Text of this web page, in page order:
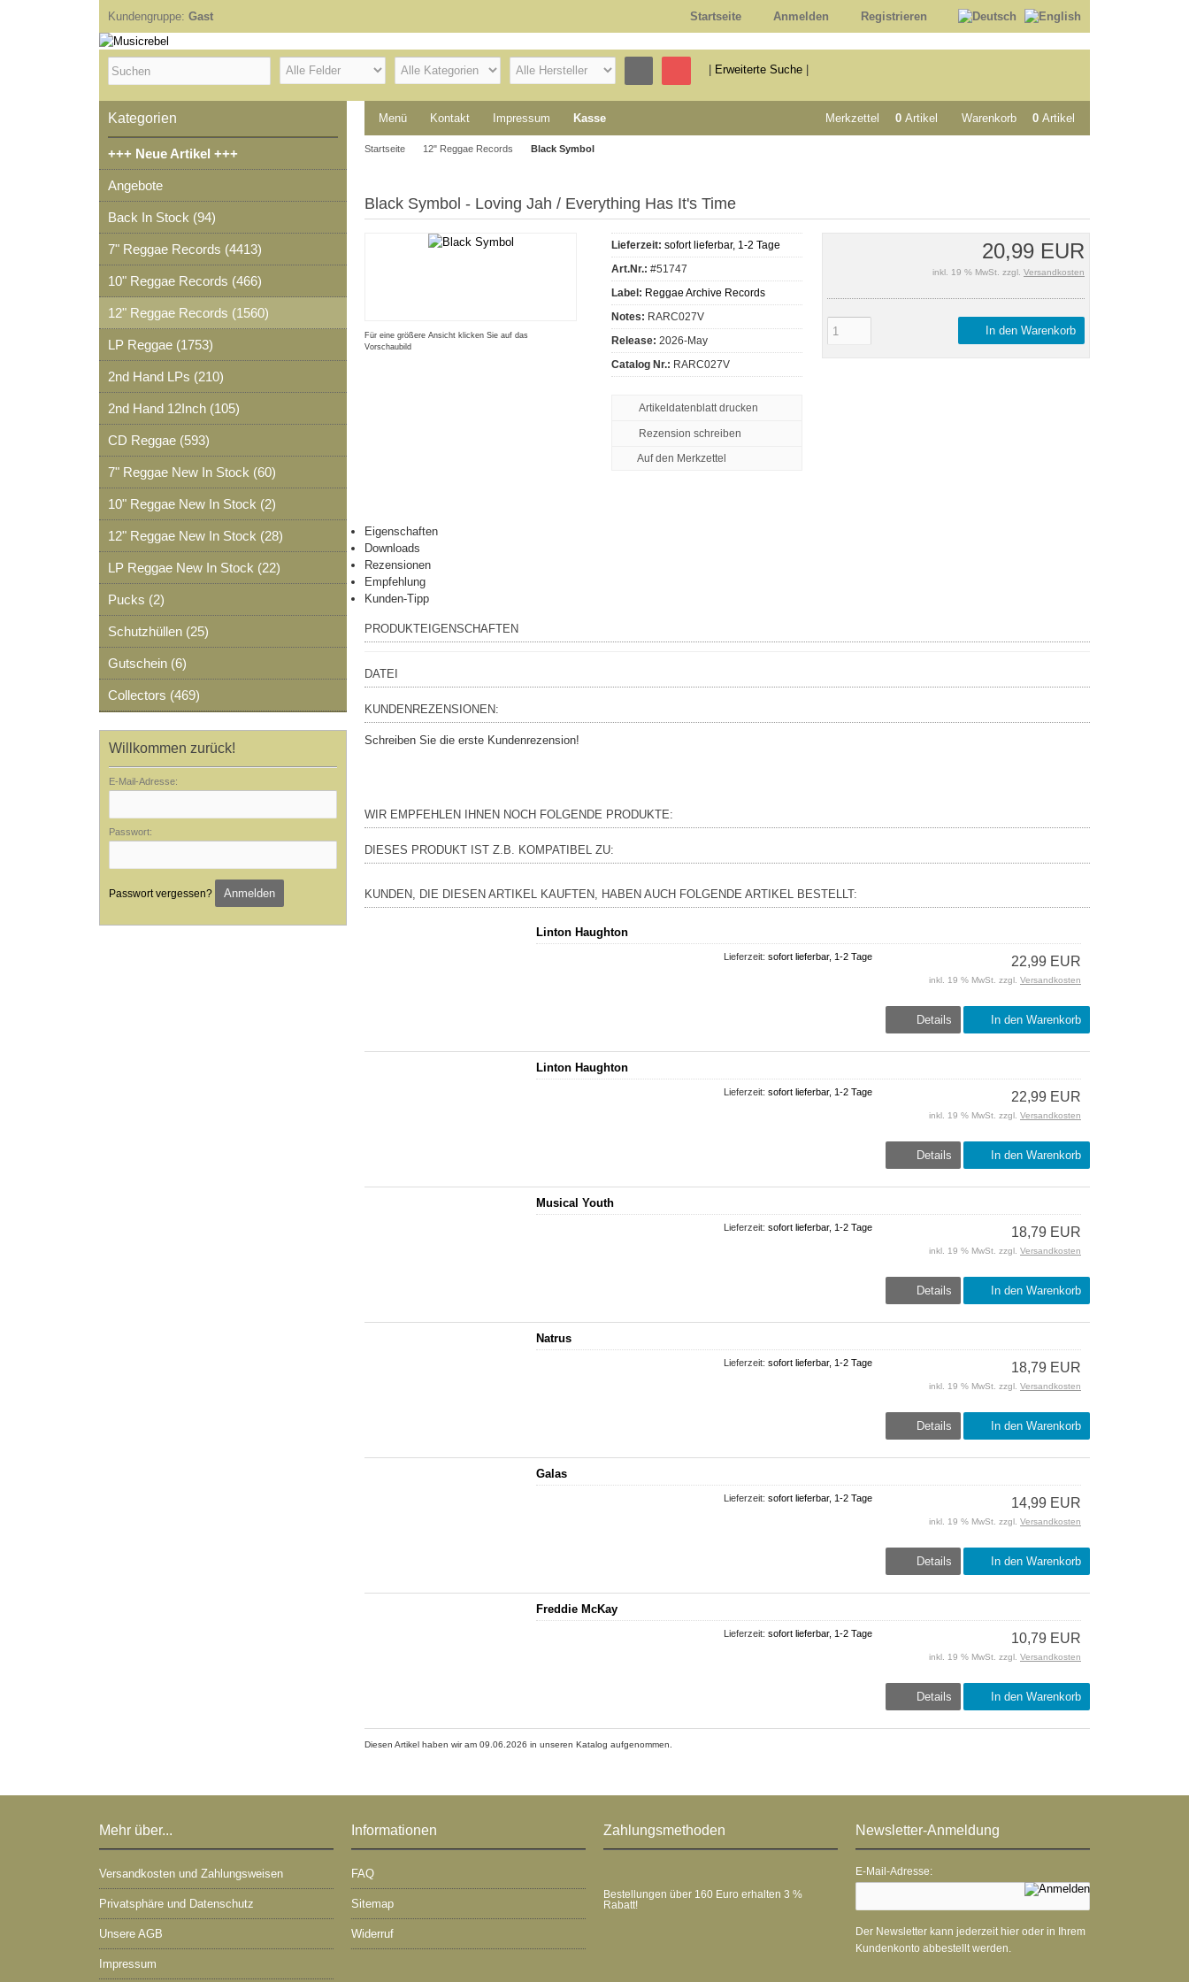
Kundengruppe: Gast Registrieren
Anmelden
Startseite
Erweiterte Suche
Menü Kontakt Impressum Kasse Warenkorb 0 Artikel
Merkzettel 0 Artikel
Startseite 12" Reggae Records Black Symbol
Black Symbol - Loving Jah / Everything Has It's Time
Für eine größere Ansicht klicken Sie auf das
Vorschaubild
Lieferzeit: sofort lieferbar, 1-2 Tage
Art.Nr.: #51747
Label: Reggae Archive Records
Notes: RARC027V
Release: 2026-May
Catalog Nr.: RARC027V
Artikeldatenblatt drucken
Rezension schreiben
20,99 EUR
inkl. 19 % MwSt. zzgl. Versandkosten
In den Warenkorb
Eigenschaften
Downloads
Rezensionen
Empfehlung
Kunden-Tipp
PRODUKTEIGENSCHAFTEN
DATEI
KUNDENREZENSIONEN:
Schreiben Sie die erste Kundenrezension!
WIR EMPFEHLEN IHNEN NOCH FOLGENDE PRODUKTE:
DIESES PRODUKT IST Z.B. KOMPATIBEL ZU:
KUNDEN, DIE DIESEN ARTIKEL KAUFTEN, HABEN AUCH FOLGENDE ARTIKEL BESTELLT:
Linton Haughton
Lieferzeit: sofort lieferbar, 1-2 Tage 22,99 EUR
inkl. 19 % MwSt. zzgl. Versandkosten
Details In den Warenkorb
Linton Haughton
Lieferzeit: sofort lieferbar, 1-2 Tage 22,99 EUR
inkl. 19 % MwSt. zzgl. Versandkosten
Details In den Warenkorb
Musical Youth
Lieferzeit: sofort lieferbar, 1-2 Tage 18,79 EUR
inkl. 19 % MwSt. zzgl. Versandkosten
Details In den Warenkorb
Natrus
Lieferzeit: sofort lieferbar, 1-2 Tage 18,79 EUR
inkl. 19 % MwSt. zzgl. Versandkosten
Details In den Warenkorb
Galas
Lieferzeit: sofort lieferbar, 1-2 Tage 14,99 EUR
inkl. 19 % MwSt. zzgl. Versandkosten
Details In den Warenkorb
Freddie McKay
Lieferzeit: sofort lieferbar, 1-2 Tage 10,79 EUR
inkl. 19 % MwSt. zzgl. Versandkosten
Details In den Warenkorb
Diesen Artikel haben wir am 09.06.2026 in unseren Katalog aufgenommen.
Kategorien
+++ Neue Artikel +++
Angebote
Back In Stock (94)
7" Reggae Records (4413)
10" Reggae Records (466)
12" Reggae Records (1560)
LP Reggae (1753)
2nd Hand LPs (210)
2nd Hand 12Inch (105)
CD Reggae (593)
7" Reggae New In Stock (60)
10" Reggae New In Stock (2)
12" Reggae New In Stock (28)
LP Reggae New In Stock (22)
Pucks (2)
Schutzhüllen (25)
Gutschein (6)
Collectors (469)
Willkommen zurück!
E-Mail-Adresse:
Passwort:
Passwort vergessen? Anmelden
Mehr über...
Versandkosten und Zahlungsweisen
Privatsphäre und Datenschutz
Unsere AGB
Impressum
Informationen
FAQ
Sitemap
Widerruf
Zahlungsmethoden
Bestellungen über 160 Euro erhalten 3 %
Rabatt!
Newsletter-Anmeldung
E-Mail-Adresse:
Der Newsletter kann jederzeit hier oder in Ihrem
Kundenkonto abbestellt werden.